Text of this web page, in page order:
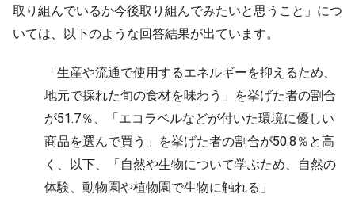
取り組んでいるか今後取り組んでみたいと思うこと」につ
いては、以下のような回答結果が出ています。
「生産や流通で使用するエネルギーを抑えるため、
地元で採れた旬の食材を味わう」を挙げた者の割合
が51.7％、「エコラベルなどが付いた環境に優しい
商品を選んで買う」を挙げた者の割合が50.8％と高
く、以下、「自然や生物について学ぶため、自然の
体験、動物園や植物園で生物に触れる」